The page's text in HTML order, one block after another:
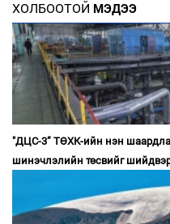
ХОЛБООТОЙ МЭДЭЭ
"ДЦС-3” ТӨХК-ийн нэн
шинэчлэлийн төсвийг